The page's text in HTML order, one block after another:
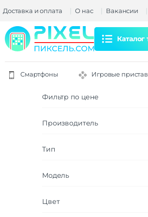
Доставка и оплата О нас Вакансии
Каталог
Смартфоны Игровые
Фильтр по цене
Производитель
Тип
Модель
Цвет